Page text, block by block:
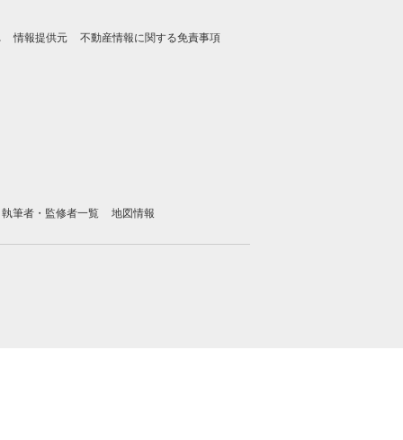
情報提供元 不動産情報に関する免責事項
執筆者・監修者一覧 地図情報